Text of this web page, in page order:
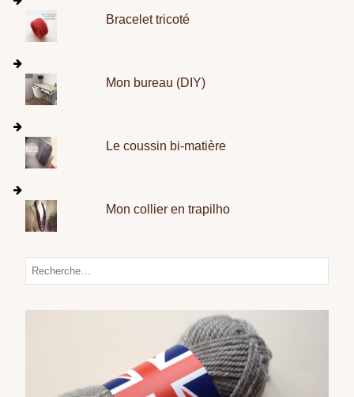
Bracelet tricoté
Mon bureau (DIY)
Le coussin bi-matière
Mon collier en trapilho